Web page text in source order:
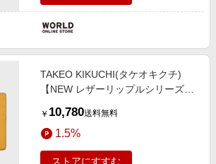
TAKEO KIKUCHI(タケオキクチ)
【NEW レザーリップルシリーズ】
ット
￥ 10,780送料無料
1.5%
ストアにすすむ